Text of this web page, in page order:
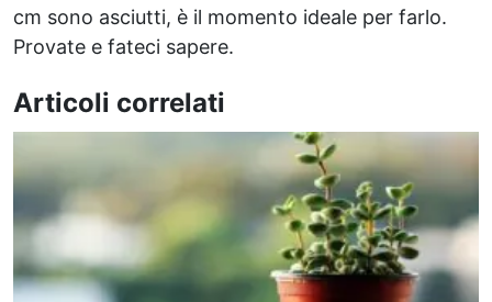
cm sono asciutti, è il momento ideale per farlo.
Provate e fateci sapere.
Articoli correlati